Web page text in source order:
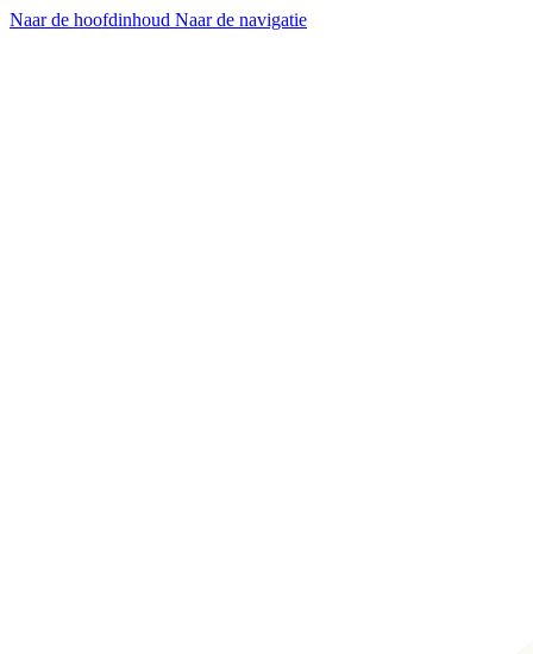
Naar de hoofdinhoud Naar de navigatie